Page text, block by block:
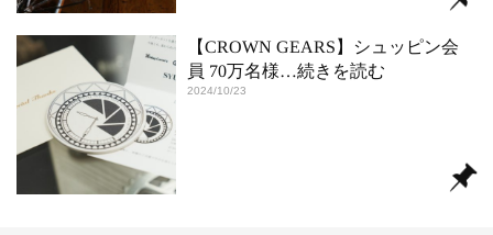
【CROWN GEARS】シュッピン会
員 70万名様…続きを読む
2024/10/23